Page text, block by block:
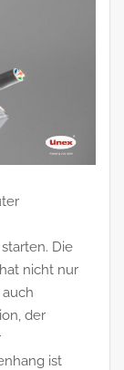
Die
nicht nur
der
ist